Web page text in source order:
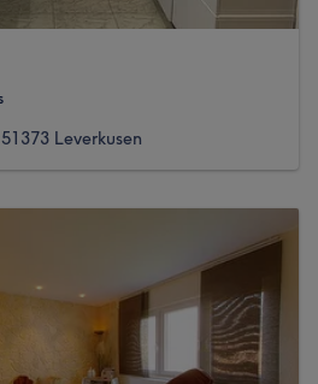
Leverkusen